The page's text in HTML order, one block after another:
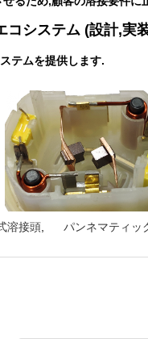
コシステム (設計,実
テムを提供します.
溶接頭 パンネマティッ